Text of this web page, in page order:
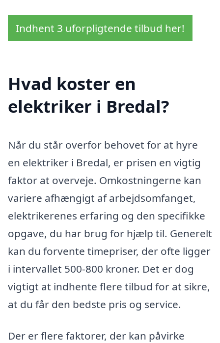
Indhent 3 uforpligtende tilbud her!
Hvad koster en
elektriker i Bredal?
Når du står overfor behovet for at hyre
en elektriker i Bredal, er prisen en vigtig
faktor at overveje. Omkostningerne kan
variere afhængigt af arbejdsomfanget,
elektrikerenes erfaring og den specifikke
opgave, du har brug for hjælp til. Generelt
kan du forvente timepriser, der ofte ligger
i intervallet 500-800 kroner. Det er dog
vigtigt at indhente flere tilbud for at sikre,
at du får den bedste pris og service.
Der er flere faktorer, der kan påvirke